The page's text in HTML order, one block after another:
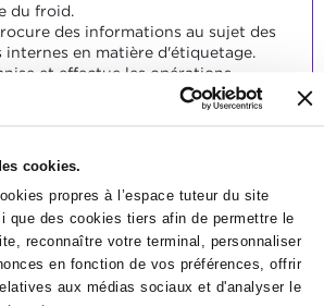
cookies.
propres à l’espace tuteur du site
que des cookies tiers afin de permettre le
reconnaître votre terminal, personnaliser
en fonction de vos préférences, offrir
aux médias sociaux et d'analyser le
du froid.
des informations au sujet des
internes en matière d'étiquetage.
et effectue les opérations
un étiquetage visible et lisible.
a entreposé les marchandises
et conformément aux
internes.
expliqué et appliqué les
pour le stockage de marchandises